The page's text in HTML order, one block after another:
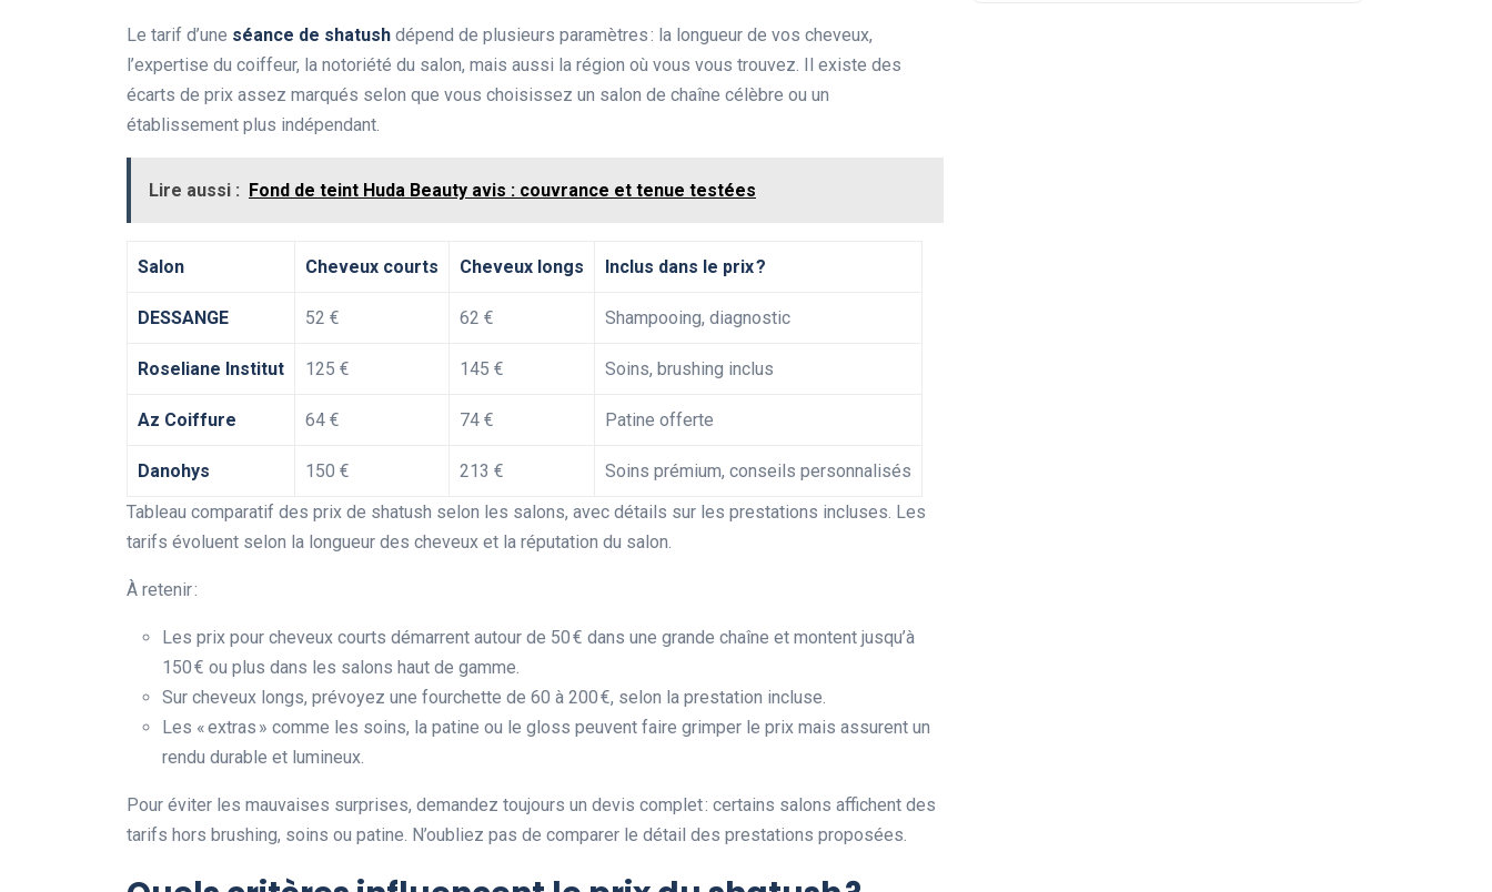
Le tarif d’une séance de shatush dépend de plusieurs paramètres : la longueur de vos cheveux,
l’expertise du coiffeur, la notoriété du salon, mais aussi la région où vous vous trouvez. Il existe des
écarts de prix assez marqués selon que vous choisissez un salon de chaîne célèbre ou un
établissement plus indépendant.
Lire aussi : Fond de teint Huda Beauty avis : couvrance et tenue testées
Salon Cheveux courts Cheveux longs Inclus dans le prix ?
DESSANGE 52 € 62 € Shampooing, diagnostic
Roseliane Institut 125 € 145 € Soins, brushing inclus
Az Coiffure 64 € 74 € Patine offerte
Danohys 150 € 213 €
Soins prémium, conseils personnalisés
Tableau comparatif des prix de shatush selon les salons, avec détails sur les prestations incluses. Les
tarifs évoluent selon la longueur des cheveux et la réputation du salon.
À retenir :
Les prix pour cheveux courts démarrent autour de 50 € dans une grande chaîne et montent jusqu’à
150 € ou plus dans les salons haut de gamme.
Sur cheveux longs, prévoyez une fourchette de 60 à 200 €, selon la prestation incluse.
Les « extras » comme les soins, la patine ou le gloss peuvent faire grimper le prix mais assurent un
rendu durable et lumineux.
Pour éviter les mauvaises surprises, demandez toujours un devis complet : certains salons affichent des
tarifs hors brushing, soins ou patine. N’oubliez pas de comparer le détail des prestations proposées.